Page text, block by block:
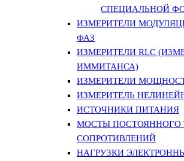
СПЕЦИАЛЬНОЙ
ИЗМЕРИТЕЛИ
ФАЗ
ИЗМЕРИТЕЛИ RLC
ИММИТАНСА)
ИЗМЕРИТЕЛИ
ИЗМЕРИТЕЛЬ
ИСТОЧНИКИ ПИТАНИЯ
МОСТЫ ПОСТОЯННОГО
СОПРОТИВЛЕНИЙ
НАГРУЗКИ